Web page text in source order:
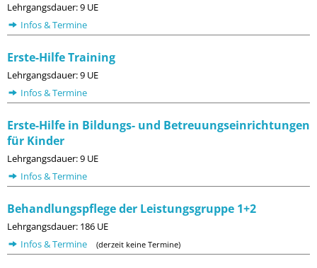
Lehrgangsdauer: 9 UE
Infos & Termine
Erste-Hilfe Training
Lehrgangsdauer: 9 UE
Infos & Termine
Erste-Hilfe in Bildungs- und Betreuungseinrichtungen
für Kinder
Lehrgangsdauer: 9 UE
Infos & Termine
Behandlungspflege der Leistungsgruppe 1+2
Lehrgangsdauer: 186 UE
Infos & Termine
(derzeit keine Termine)